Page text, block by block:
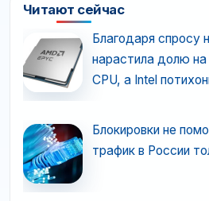
Читают сейчас
Благодаря спросу
нарастила долю
CPU, а Intel
Блокировки не
трафик в России